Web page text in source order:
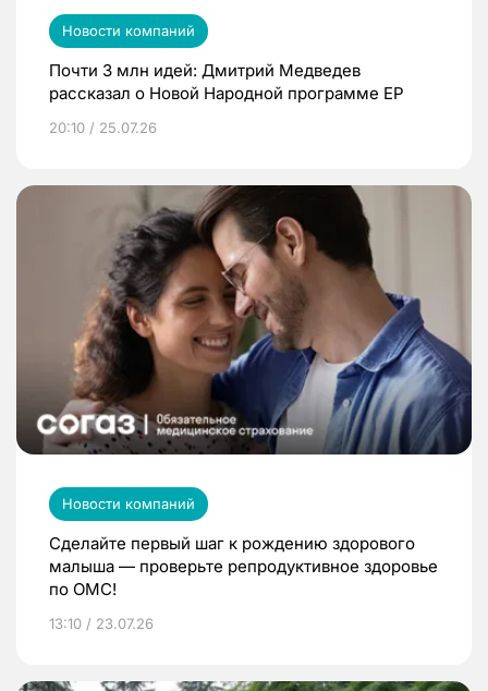
Новости компаний
Почти 3 млн идей: Дмитрий Медведев
рассказал о Новой Народной программе ЕР
20:10 / 25.07.26
Новости компаний
Сделайте первый шаг к рождению здорового
малыша — проверьте репродуктивное здоровье
по ОМС!
13:10 / 23.07.26